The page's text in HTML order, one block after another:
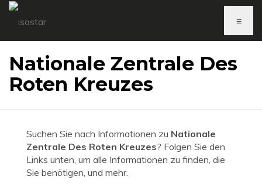
≡
Nationale Zentrale Des
Roten Kreuzes
Suchen Sie nach Informationen zu Nationale
Zentrale Des Roten Kreuzes? Folgen Sie den
Links unten, um alle Informationen zu finden, die
Sie benötigen, und mehr.